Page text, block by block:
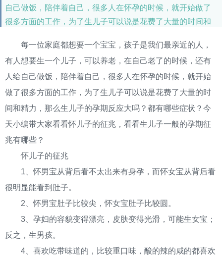
自己做饭，陪伴着自己，很多人在怀孕的时候，就开始做了
很多方面的工作，为了生儿子可以说是花费了大量的时间和
编带大家看看怀儿子的征兆，看看生儿子一般的孕期征兆有
哪些？
每一位家庭都想要一个宝宝，孩子是我们最亲近的人，
有人想要生一个儿子，可以养老，在自己老了的时候，还有
人给自己做饭，陪伴着自己，很多人在怀孕的时候，就开始
做了很多方面的工作，为了生儿子可以说是花费了大量的时
间和精力，那么生儿子的孕期反应大吗？都有哪些症状？今
天小编带大家看看怀儿子的征兆，看看生儿子一般的孕期征
兆有哪些？
怀儿子的征兆
1、怀男宝从背后看不太出来有身孕，而怀女宝从背后看
很明显能看到肚子。
2、怀男宝肚子比较尖，怀女宝肚子比较圆。
3、孕妇的容貌变得漂亮，皮肤变得光滑，可能生女宝；
反之，生男孩。
4、喜欢吃带味道的，比较重口味，酸的辣的咸的都喜欢